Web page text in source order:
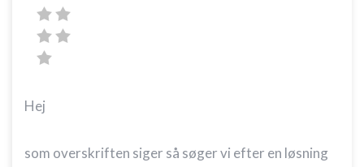
Hej
som overskriften siger så søger vi efter en løsning